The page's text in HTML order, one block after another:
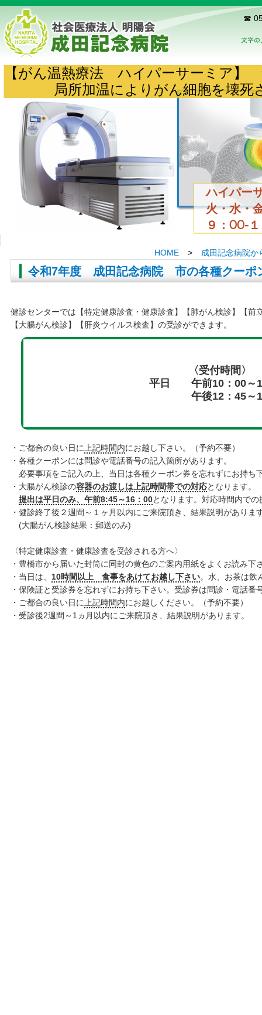
☎
【がん温熱療法 ハイパーサーミア
局所加温によりがん細胞を壊
ハイパー
火・水・
９：00-
HOME > 成田記念病院か
令和7年度 成田記念病院 市の各種クーポ
健診センターでは【特定健康診査・健康診査】【肺がん検診】【前
【大腸がん検診】【肝炎ウイルス検査】の受診ができます。
〈受付時間〉
平日 午前10：00～
午後12：45～
・ご都合の良い日に 上記時間内にお越し下さい。（予約不要）
・各種クーポンには問診や電話番号の記入箇所があります。
必要事項をご記入の上、当日は各種クーポン券を忘れずにお持ち
・大腸がん検診の容器のお渡しは上記時間帯での対応となります。
提出は平日のみ、午前8:45～16：00となります。対応時間内で
・健診終了後２週間～１ヶ月以内にご来院頂き、結果説明がありま
(大腸がん検診結果：郵送のみ)
〈特定健康診査・健康診査を受診される方へ〉
・豊橋市から届いた封筒に同封の黄色のご案内用紙をよくお読み下
・当日は、 10時間以上 食事をあけてお越し下さい。水、お茶は飲
・保険証と受診券を忘れずにお持ち下さい。受診券は問診・電話番
・ご都合の良い日に 上記時間内にお越しください。（予約不要）
・受診後2週間～1ヵ月以内にご来院頂き、結果説明があります。